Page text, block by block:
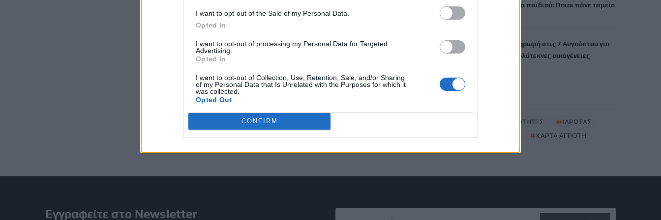
I want to opt-out of the Sale of my Personal Data.
Opted In
I want to opt-out of processing my Personal Data for Targeted
Advertising.
Opted In
I want to opt-out of Collection, Use, Retention, Sale, and/or Sharing
of my Personal Data that Is Unrelated with the Purposes for which it
was collected.
Opted Out
CONFIRM
Έκτακτο επίδομα παιδιού: Ποιοι πάνε ταμείο
ΟΠΕΚΑ: Νέα πληρωμή στις 7 Αυγούστου για
τρίτεκνες και πολύτεκνες οικογένειες
ΝΕΕΣ ΤΑΥΤΟΤΗΤΕΣ #ΙΔΡΩΤΑΣ
#
#ΚΑΡΤΑ ΑΓΡΟΤΗ
Εγγραφείτε στο Newsletter